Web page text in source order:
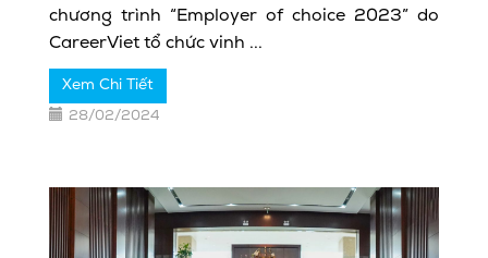
chương trình “Employer of choice 2023” do
CareerViet tổ chức vinh ...
Xem Chi Tiết
28/02/2024